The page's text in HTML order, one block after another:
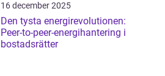
16 december 2025
Den tysta energirevolutionen:
Peer-to-peer-energihantering i
bostadsrätter